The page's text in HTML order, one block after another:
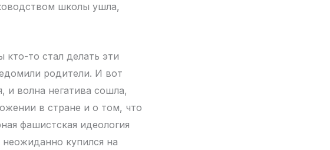
школы ушла,
то стал делать эти
родители. И вот
и волна негатива сошла,
в стране и о том, что
фашистская идеология
купился на